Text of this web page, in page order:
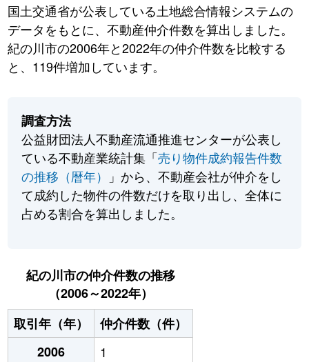
国土交通省が公表している土地総合情報システムの
データをもとに、不動産仲介件数を算出しました。
紀の川市の2006年と2022年の仲介件数を比較する
と、119件増加しています。
調査方法
公益財団法人不動産流通推進センターが公表し
ている不動産業統計集「売り物件成約報告件数
の推移（暦年）
」から、不動産会社が仲介をし
て成約した物件の件数だけを取り出し、全体に
占める割合を算出しました。
紀の川市の仲介件数の推移
（2006～2022年）
取引年（年）
仲介件数（件）
2006
1